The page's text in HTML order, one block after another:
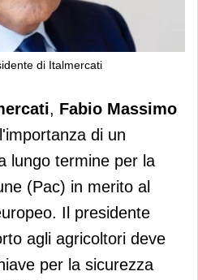
di Italmercati
visione a lungo
, Fabio Massimo
di un
lungo termine per la
(Pac) in merito al
Il presidente
agli agricoltori deve
per la sicurezza